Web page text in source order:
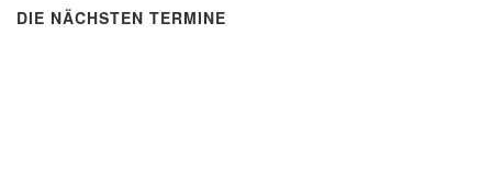
DIE NÄCHSTEN TERMINE